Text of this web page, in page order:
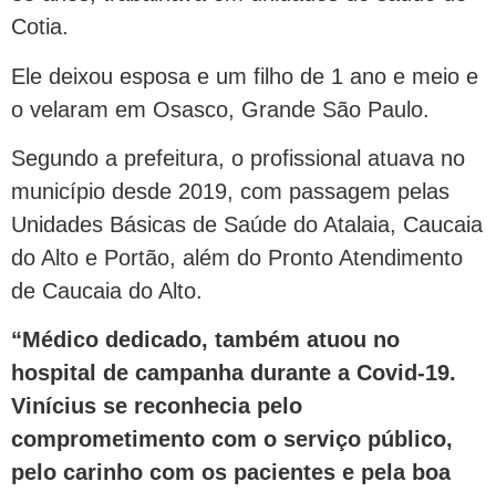
Cotia.
Ele deixou esposa e um filho de 1 ano e meio e
o velaram em Osasco, Grande São Paulo.
Segundo a prefeitura, o profissional atuava no
município desde 2019, com passagem pelas
Unidades Básicas de Saúde do Atalaia, Caucaia
do Alto e Portão, além do Pronto Atendimento
de Caucaia do Alto.
“Médico dedicado, também atuou no
hospital de campanha durante a Covid-19.
Vinícius se reconhecia pelo
comprometimento com o serviço público,
pelo carinho com os pacientes e pela boa